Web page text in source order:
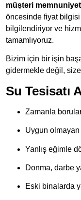
müşteri
öncesinde fiyat bilgisi
bilgilendiriyor ve
tamamlıyoruz.
Bizim için bir işin
gidermekle değil,
Su Tesisatı
Zamanla
Uygun olmayan
Yanlış eğimle
Donma, darbe
Eski binalarda